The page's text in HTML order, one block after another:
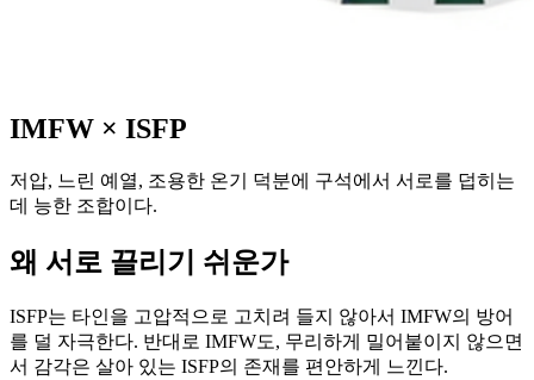
IMFW × ISFP
저압, 느린 예열, 조용한 온기 덕분에 구석에서 서로를 덥히는
데 능한 조합이다.
왜 서로 끌리기 쉬운가
ISFP는 타인을 고압적으로 고치려 들지 않아서 IMFW의 방어
를 덜 자극한다. 반대로 IMFW도, 무리하게 밀어붙이지 않으면
서 감각은 살아 있는 ISFP의 존재를 편안하게 느낀다.